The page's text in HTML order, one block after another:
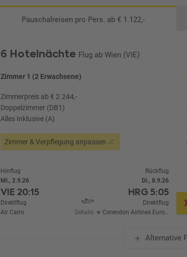
Pauschalreisen pro Pers. ab € 1.122,-
6 Hotelnächte Flug ab Wien (VIE)
Zimmer 1 (2 Erwachsene)
Zimmerpreis ab € 2.244,-
Doppelzimmer (DB1)
Alles Inklusive (A)
Zimmer & Verpflegung anpassen
Hinflug
Mi., 2.9.26
VIE 20:15
Direktflug
Air Cairo
Details
Rückflug
Di., 8.9.26
HRG5:05
Direktflug
Corendon Airlines Europe
Alternative